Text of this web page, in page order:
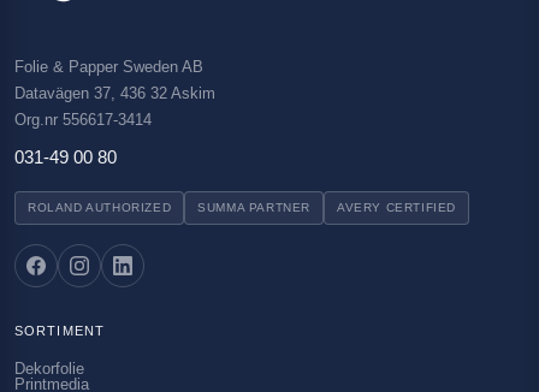
Folie & Papper Sweden AB
Datavägen 37, 436 32 Askim
Org.nr 556617-3414
031-49 00 80
ROLAND AUTHORIZED SUMMA PARTNER AVERY CERTIFIED
SORTIMENT
Dekorfolie
Printmedia